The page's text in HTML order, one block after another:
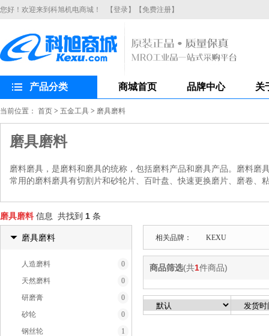
您好！欢迎来到科旭机电商城！ 【登录】 【免费注册】
产品分类 商城首页 品牌中心 关
当前位置： 首页 > 五金工具 > 磨具磨料
磨具磨料
磨料磨具，是磨料和磨具的统称，包括磨料产品和磨具产品。磨料
常用的磨料磨具有切割片和砂轮片、百叶盘、快速更换磨片、磨卷
磨具磨料 信息 共找到 1 条
相关品牌： KEXU
商品筛选(共1件商品)
磨具磨料
人造磨料
0
天然磨料
0
研磨膏
0
砂轮
0
钢丝轮
1